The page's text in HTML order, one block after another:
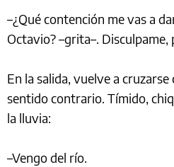
–¿Qué contención me vas a
Octavio? –grita–.
En la salida, vuelve a
sentido contrario. Tímido,
la lluvia:
–Vengo del río.